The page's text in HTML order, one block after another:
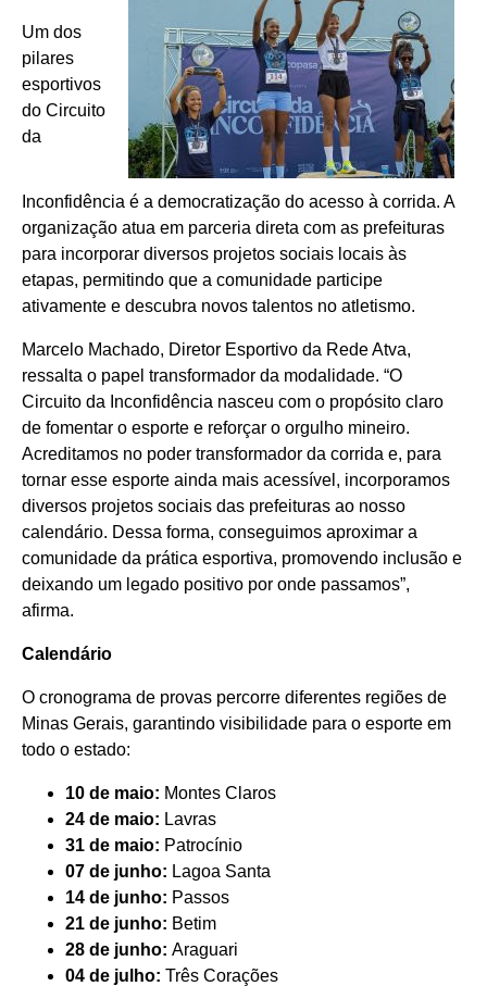
Um dos
pilares
esportivos
do Circuito
da
Inconfidência é a democratização do acesso à corrida. A
organização atua em parceria direta com as prefeituras
para incorporar diversos projetos sociais locais às
etapas, permitindo que a comunidade participe
ativamente e descubra novos talentos no atletismo.
Marcelo Machado, Diretor Esportivo da Rede Atva,
ressalta o papel transformador da modalidade. “O
Circuito da Inconfidência nasceu com o propósito claro
de fomentar o esporte e reforçar o orgulho mineiro.
Acreditamos no poder transformador da corrida e, para
tornar esse esporte ainda mais acessível, incorporamos
diversos projetos sociais das prefeituras ao nosso
calendário. Dessa forma, conseguimos aproximar a
comunidade da prática esportiva, promovendo inclusão e
deixando um legado positivo por onde passamos”,
afirma.
Calendário
O cronograma de provas percorre diferentes regiões de
Minas Gerais, garantindo visibilidade para o esporte em
todo o estado:
10 de maio: Montes Claros
24 de maio: Lavras
31 de maio: Patrocínio
07 de junho: Lagoa Santa
14 de junho: Passos
21 de junho: Betim
28 de junho: Araguari
04 de julho: Três Corações